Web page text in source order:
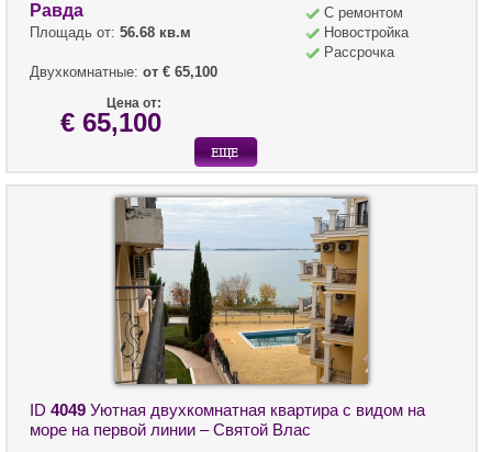
Равда
Площадь от: 56.68 кв.м
Двухкомнатные: от € 65,100
С ремонтом
Новостройка
Рассрочка
Цена от:
€ 65,100
ID 4049 Уютная двухкомнатная квартира с видом на
море на первой линии – Святой Влас